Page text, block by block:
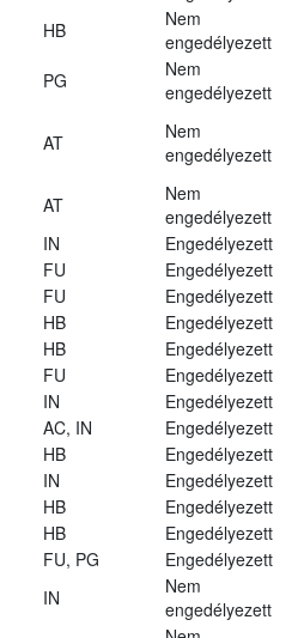
HB
Nem
engedélyezett
PG
Nem
engedélyezett
AT
Nem
engedélyezett
AT
Nem
engedélyezett
IN
Engedélyezett
FU
Engedélyezett
FU
Engedélyezett
HB
Engedélyezett
HB
Engedélyezett
FU
Engedélyezett
IN
Engedélyezett
AC, IN
Engedélyezett
HB
Engedélyezett
IN
Engedélyezett
HB
Engedélyezett
HB
Engedélyezett
FU, PG
Engedélyezett
IN
Nem
engedélyezett